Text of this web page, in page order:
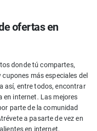
ofertas en
donde tú compartes,
más especiales del
así, entre todos, encontrar
en internet. Las mejores
parte de la comunidad
a pasarte de vez en
en internet.